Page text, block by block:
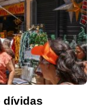
dívidas